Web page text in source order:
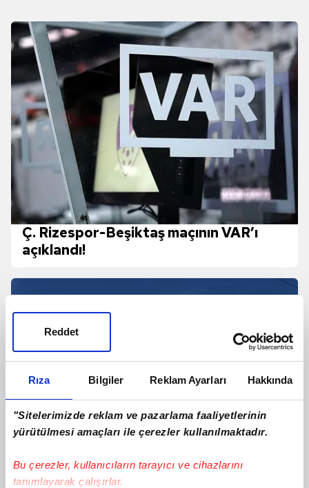
Rıza Bilgiler Reklam Ayarları Hakkında
"Sitelerimizde reklam ve pazarlama faaliyetlerinin
yürütülmesi amaçları ile çerezler kullanılmaktadır.
Bu çerezler, kullanıcıların tarayıcı ve cihazlarını
tanımlayarak çalışırlar.
Reddet
Ç. Rizespor-Beşiktaş maçının VAR’ı
açıklandı!